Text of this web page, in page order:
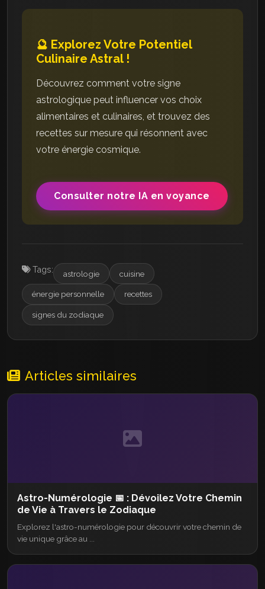
🔮 Explorez Votre Potentiel
Culinaire Astral !
Découvrez comment votre signe
astrologique peut influencer vos choix
alimentaires et culinaires, et trouvez des
recettes sur mesure qui résonnent avec
votre énergie cosmique.
Consulter notre IA en voyance
Tags: astrologie cuisine
énergie personnelle recettes
signes du zodiaque
Articles similaires
Astro-Numérologie 📅 : Dévoilez Votre Chemin
de Vie à Travers le Zodiaque
Explorez l'astro-numérologie pour découvrir votre chemin de
vie unique grâce au ...